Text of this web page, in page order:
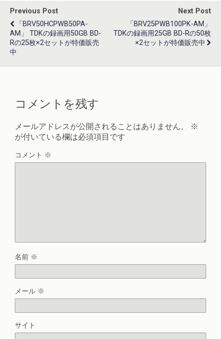
Previous Post
「BRV50HCPWB50PA-
AM」 TDKの録画用50GB BD-
Rの25枚×2セットが特価販売
中
Next Post
「BRV25PWB100PK-AM」
TDKの録画用25GB BD-Rの50枚
×2セットが特価販売中
コメントを残す
メールアドレスが公開されることはありません。
※
が付いている欄は必須項目です
コメント ※
名前 ※
メール ※
サイト